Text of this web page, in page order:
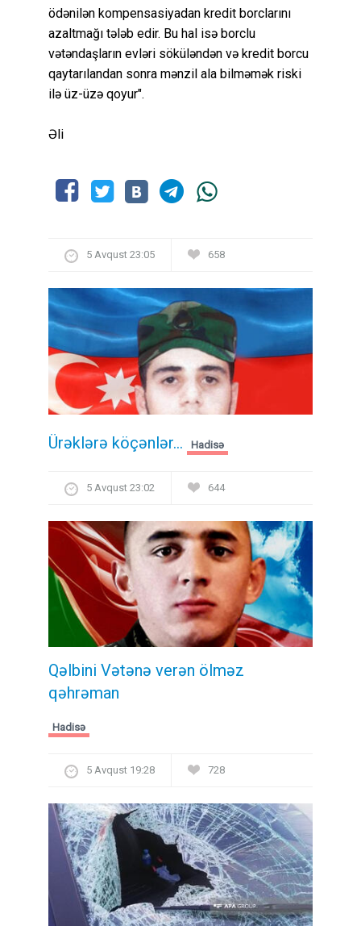
ödənilən kompensasiyadan kredit borclarını
azaltmağı tələb edir. Bu hal isə borclu
vətəndaşların evləri söküləndən və kredit borcu
qaytarılandan sonra mənzil ala bilməmək riski
ilə üz-üzə qoyur".
Əli
5 Avqust 23:05 658
Ürəklərə köçənlər... Hadisə
5 Avqust 23:02 644
Qəlbini Vətənə verən ölməz
qəhrəman
Hadisə
5 Avqust 19:28 728